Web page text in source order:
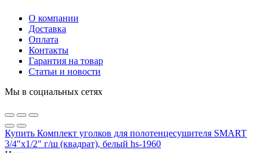
О компании
Доставка
Оплата
Контакты
Гарантия на товар
Статьи и новости
Мы в социальных сетях
Купить Комплект уголков для полотенцесушителя SMART
3/4"х1/2" г/ш (квадрат), белый hs-1960